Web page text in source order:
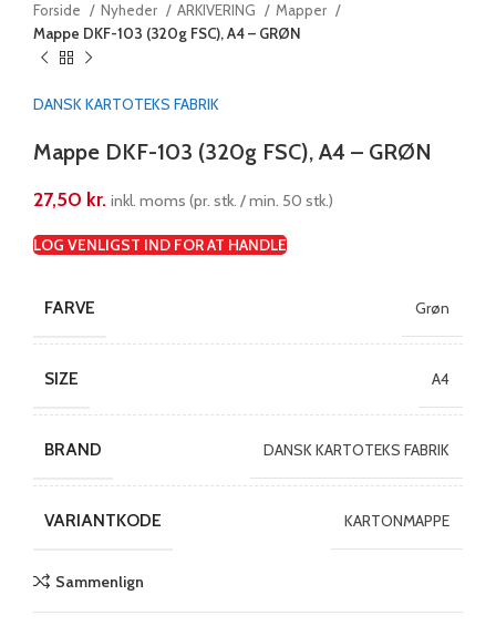
Forside Nyheder ARKIVERING
Mapper
Mappe DKF-103 (320g FSC), A4 – GRØN
DANSK KARTOTEKS FABRIK
Mappe DKF-103 (320g FSC), A4 – GRØN
27,50 kr. inkl. moms (pr. stk. / min. 50 stk.)
LOG VENLIGST IND FOR AT HANDLE
FARVE Grøn
SIZE A4
BRAND DANSK KARTOTEKS FABRIK
VARIANTKODE KARTONMAPPE
Sammenlign